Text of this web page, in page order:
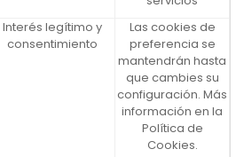
Interés legítimo y
consentimiento
Las cookies de
preferencia se
mantendrán hasta
que cambies su
configuración. Más
información en la
Política de
Cookies.